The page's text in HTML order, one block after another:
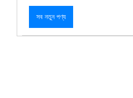
সব নতুন পণ্য